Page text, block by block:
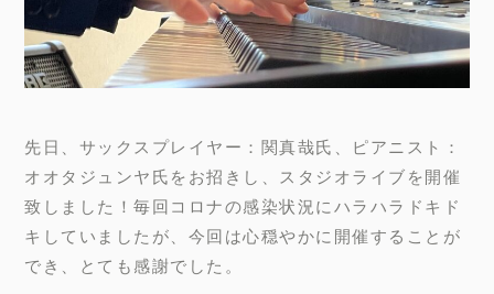
先日、サックスプレイヤー：関真哉氏、ピアニスト：
オオタジュンヤ氏をお招きし、スタジオライブを開催
致しました！毎回コロナの感染状況にハラハラドキド
キしていましたが、今回は心穏やかに開催することが
でき、とても感謝でした。